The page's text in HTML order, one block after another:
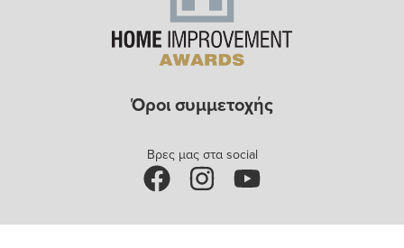
Όροι συμμετοχής
Bρες μας στα social